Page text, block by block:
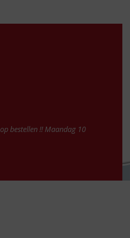
bestellen !! Maandag 10